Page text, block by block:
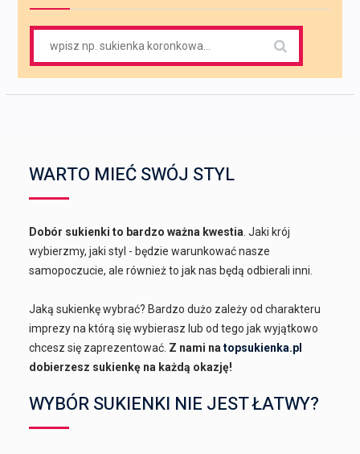
for:
WARTO MIEĆ SWÓJ STYL
Dobór sukienki to bardzo ważna kwestia . Jaki krój
wybierzmy, jaki styl - będzie warunkować nasze
samopoczucie, ale również to jak nas będą odbierali inni.
Jaką sukienkę wybrać? Bardzo dużo zależy od charakteru
imprezy na którą się wybierasz lub od tego jak wyjątkowo
chcesz się zaprezentować. Z nami natopsukienka.pl
dobierzesz sukienkę na każdą okazję!
WYBÓR SUKIENKI NIE JEST ŁATWY?